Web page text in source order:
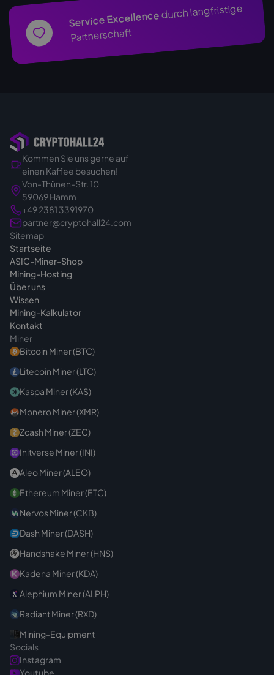
Service Excellencedurch langfristige
Partnerschaft
Kommen Sie uns gerne auf
einen Kaffee besuchen!
Von-Thünen-Str. 10
59069 Hamm
+49 2381 3391970
partner@cryptohall24.com
Sitemap
Startseite
ASIC-Miner-Shop
Mining-Hosting
Über uns
Wissen
Mining-Kalkulator
Kontakt
Miner
Bitcoin Miner (BTC)
Litecoin Miner (LTC)
Kaspa Miner (KAS)
Monero Miner (XMR)
Zcash Miner (ZEC)
Initverse Miner (INI)
Aleo Miner (ALEO)
Ethereum Miner (ETC)
Nervos Miner (CKB)
Dash Miner (DASH)
Handshake Miner (HNS)
Kadena Miner (KDA)
Alephium Miner (ALPH)
Radiant Miner (RXD)
Mining-Equipment
Socials
Instagram
Youtube